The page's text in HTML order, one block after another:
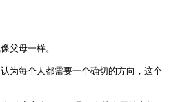
父母一样。
为每个人都需要一个确切的方向，这个